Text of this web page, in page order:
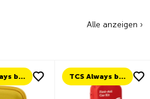
Alle anzeigen ›
TCS Always by my side